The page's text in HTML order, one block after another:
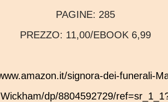
PAGINE: 285
PREZZO: 11,00/EBOOK 6,99
Wickham/dp/8804592729/